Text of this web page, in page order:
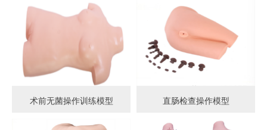
术前无菌操作训练模型 直肠检查操作模型